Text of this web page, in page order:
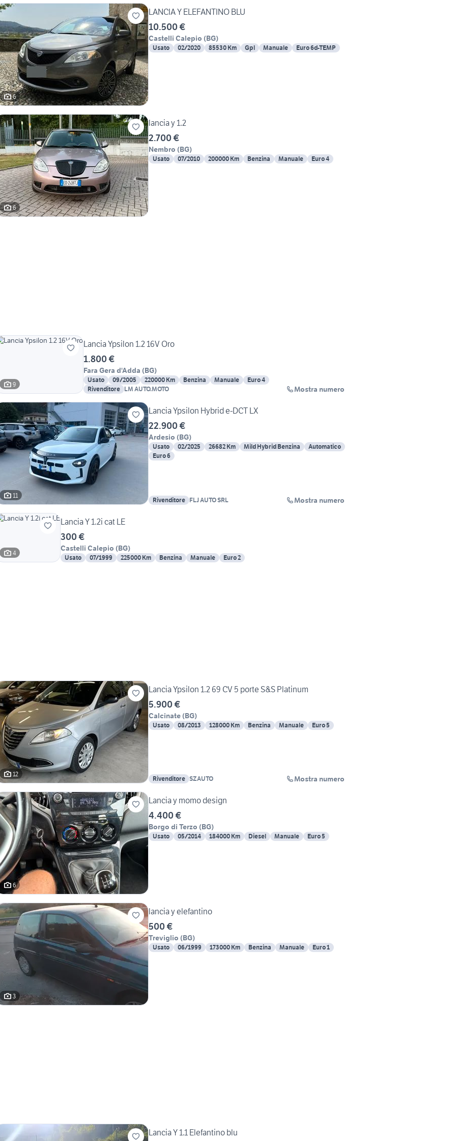
6
LANCIA Y ELEFANTINO BLU
10.500 €
Castelli Calepio (BG)
Usato 02/2020 85530 Km Gpl Manuale Euro 6d-TEMP
6
lancia y 1.2
2.700 €
Nembro (BG)
Usato 07/2010 200000 Km Benzina Manuale Euro 4
9
Lancia Ypsilon 1.2 16V Oro
1.800 €
Fara Gera d'Adda (BG)
Usato 09/2005 220000 Km Benzina Manuale
Euro 4
Rivenditore LM AUTO.MOTO Mostra numero
11
Lancia Ypsilon Hybrid e-DCT LX
22.900 €
Ardesio (BG)
Usato 02/2025 26682 Km Mild Hybrid Benzina
Automatico
Euro 6
Rivenditore FLJ AUTO SRL Mostra numero
4
Lancia Y 1.2i cat LE
300 €
Castelli Calepio (BG)
Usato 07/1999 225000 Km Benzina Manuale Euro 2
12
Lancia Ypsilon 1.2 69 CV 5 porte S&S Platinum
5.900 €
Calcinate (BG)
Usato 08/2013 128000 Km Benzina Manuale Euro 5
Rivenditore SZAUTO Mostra numero
6
Lancia y momo design
4.400 €
Borgo di Terzo (BG)
Usato 05/2014 184000 Km Diesel Manuale Euro 5
3
lancia y elefantino
500 €
Treviglio (BG)
Usato 06/1999 173000 Km Benzina Manuale Euro 1
Lancia Y 1.1 Elefantino blu